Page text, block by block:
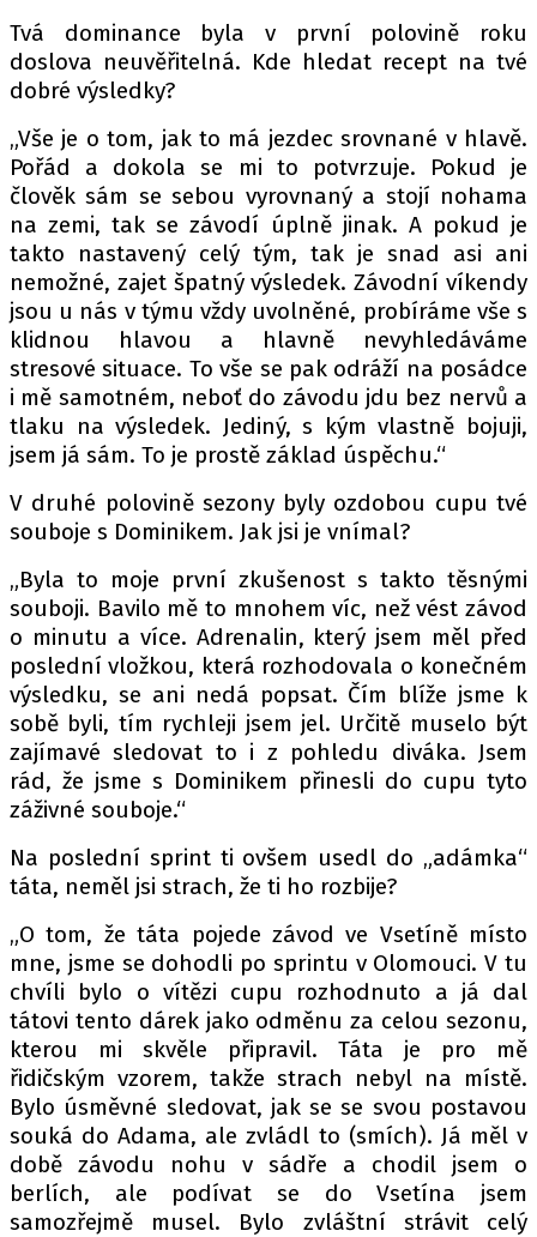
Tvá dominance byla v první polovině roku
doslova neuvěřitelná. Kde hledat recept na tvé
dobré výsledky?
„Vše je o tom, jak to má jezdec srovnané v hlavě.
Pořád a dokola se mi to potvrzuje. Pokud je
člověk sám se sebou vyrovnaný a stojí nohama
na zemi, tak se závodí úplně jinak. A pokud je
takto nastavený celý tým, tak je snad asi ani
nemožné, zajet špatný výsledek. Závodní víkendy
jsou u nás v týmu vždy uvolněné, probíráme vše s
klidnou hlavou a hlavně nevyhledáváme
stresové situace. To vše se pak odráží na posádce
i mě samotném, neboť do závodu jdu bez nervů a
tlaku na výsledek. Jediný, s kým vlastně bojuji,
jsem já sám. To je prostě základ úspěchu.“
V druhé polovině sezony byly ozdobou cupu tvé
souboje s Dominikem. Jak jsi je vnímal?
„Byla to moje první zkušenost s takto těsnými
souboji. Bavilo mě to mnohem víc, než vést závod
o minutu a více. Adrenalin, který jsem měl před
poslední vložkou, která rozhodovala o konečném
výsledku, se ani nedá popsat. Čím blíže jsme k
sobě byli, tím rychleji jsem jel. Určitě muselo být
zajímavé sledovat to i z pohledu diváka. Jsem
rád, že jsme s Dominikem přinesli do cupu tyto
záživné souboje.“
Na poslední sprint ti ovšem usedl do „adámka“
táta, neměl jsi strach, že ti ho rozbije?
„O tom, že táta pojede závod ve Vsetíně místo
mne, jsme se dohodli po sprintu v Olomouci. V tu
chvíli bylo o vítězi cupu rozhodnuto a já dal
tátovi tento dárek jako odměnu za celou sezonu,
kterou mi skvěle připravil. Táta je pro mě
řidičským vzorem, takže strach nebyl na místě.
Bylo úsměvné sledovat, jak se se svou postavou
souká do Adama, ale zvládl to (smích). Já měl v
době závodu nohu v sádře a chodil jsem o
berlích, ale podívat se do Vsetína jsem
samozřejmě musel. Bylo zvláštní strávit celý